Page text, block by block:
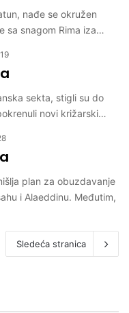
nađe se okružen
sa snagom Rima iza…
19
sekta, stigli su do
novi križarski…
plan za obuzdavanje
i Alaeddinu. Međutim,
Sledeća stranica